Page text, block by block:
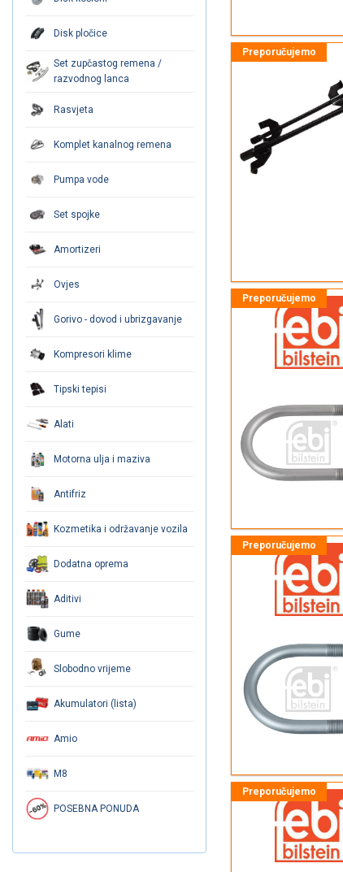
Disk pločice
Set zupčastog remena /
razvodnog lanca
Rasvjeta
Komplet kanalnog remena
Pumpa vode
Set spojke
Amortizeri
Ovjes
Gorivo - dovod i ubrizgavanje
Kompresori klime
Tipski tepisi
Alati
Motorna ulja i maziva
Antifriz
Kozmetika i održavanje vozila
Dodatna oprema
Aditivi
Gume
Slobodno vrijeme
Akumulatori (lista)
Amio
M8
POSEBNA PONUDA